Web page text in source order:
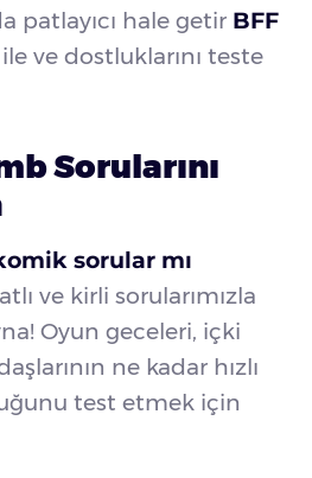
patlayıcı hale getir BFF
ile ve dostluklarını teste
Sorularını
sorular mı
ve kirli sorularımızla
Oyun geceleri, içki
ne kadar hızlı
test etmek için